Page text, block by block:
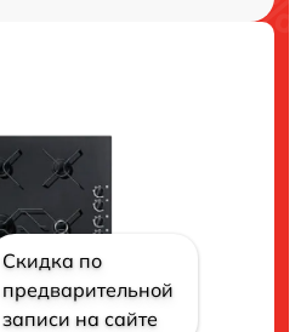
Скидка по
предварительной
записи на сайте